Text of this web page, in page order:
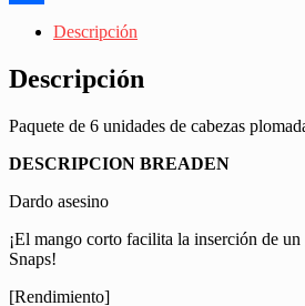
Descripción
Descripción
Paquete de 6 unidades de cabezas
DESCRIPCION BREADEN
Dardo asesino
¡El mango corto facilita la inserción de
Snaps!
[Rendimiento]